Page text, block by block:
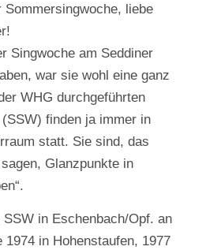
Sommersingwoche, liebe
Singwoche am Seddiner
war sie wohl eine ganz
WHG durchgeführten
finden ja immer in
statt. Sie sind, das
Glanzpunkte in
SSW in Eschenbach/Opf. an
in Hohenstaufen, 1977